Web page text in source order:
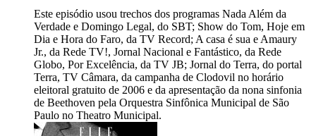
Este episódio usou trechos dos programas Nada Além da
Verdade e Domingo Legal, do SBT; Show do Tom, Hoje em
Dia e Hora do Faro, da TV Record; A casa é sua e Amaury
Jr., da Rede TV!, Jornal Nacional e Fantástico, da Rede
Globo, Por Excelência, da TV JB; Jornal do Terra, do portal
Terra, TV Câmara, da campanha de Clodovil no horário
eleitoral gratuito de 2006 e da apresentação da nona sinfonia
de Beethoven pela Orquestra Sinfônica Municipal de São
Paulo no Theatro Municipal.